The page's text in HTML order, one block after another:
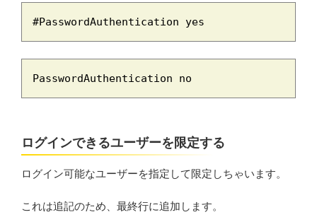
#PasswordAuthentication yes
PasswordAuthentication no
ログインできるユーザーを限定する
ログイン可能なユーザーを指定して限定しちゃいます。
これは追記のため、最終行に追加します。